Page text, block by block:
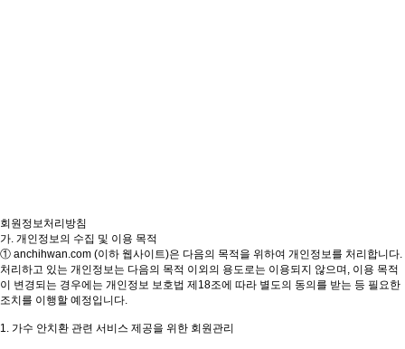
회원정보처리방침
가. 개인정보의 수집 및 이용 목적
① anchihwan.com (이하 웹사이트)은 다음의 목적을 위하여 개인정보를 처리합니다.
처리하고 있는 개인정보는 다음의 목적 이외의 용도로는 이용되지 않으며, 이용 목적
이 변경되는 경우에는 개인정보 보호법 제18조에 따라 별도의 동의를 받는 등 필요한
조치를 이행할 예정입니다.
1. 가수 안치환 관련 서비스 제공을 위한 회원관리